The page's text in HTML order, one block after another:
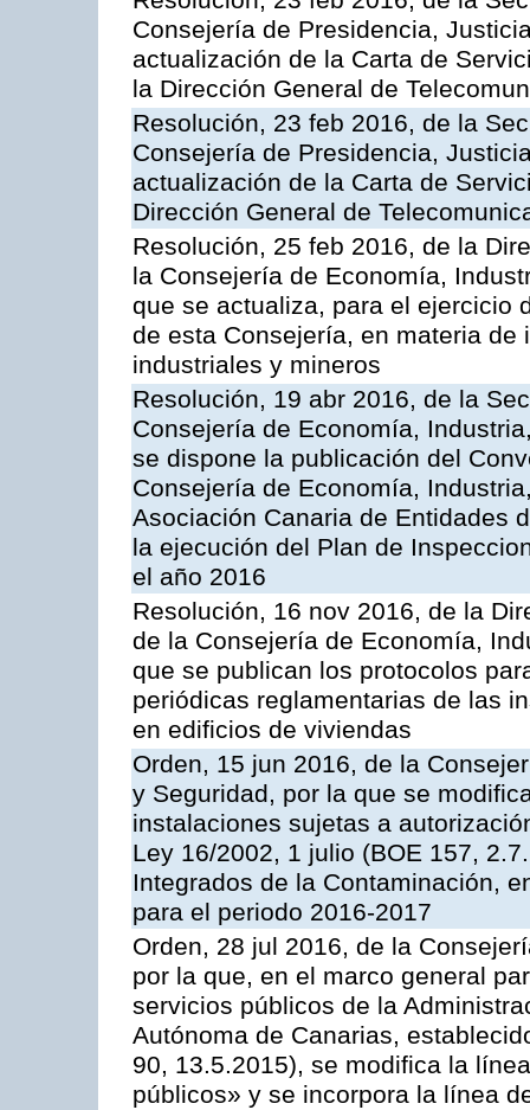
Consejería de Presidencia,
actualización de la Carta de
la Dirección General de
Resolución, 23 feb 2016, de la
Consejería de Presidencia,
actualización de la Carta de
Dirección General de
Resolución, 25 feb 2016, de la
la Consejería de Economía,
que se actualiza, para el ejercicio
de esta Consejería, en materia
industriales y mineros
Resolución, 19 abr 2016, de la
Consejería de Economía,
se dispone la publicación del
Consejería de Economía,
Asociación Canaria de Entidades
la ejecución del Plan de
el año 2016
Resolución, 16 nov 2016, de la
de la Consejería de Economía,
que se publican los protocolos
periódicas reglamentarias de las
en edificios de viviendas
Orden, 15 jun 2016, de la
y Seguridad, por la que se
instalaciones sujetas a
Ley 16/2002, 1 julio (BOE 157,
Integrados de la Contaminación,
para el periodo 2016-2017
Orden, 28 jul 2016, de la
por la que, en el marco general
servicios públicos de la
Autónoma de Canarias,
90, 13.5.2015), se modifica la
públicos» y se incorpora la línea